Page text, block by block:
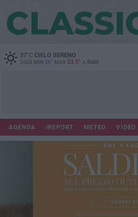
37°CCIELO SERENO
OGGI MIN 24° MAX 33.5° A BARI
AGENDA IREPORT METEO VIDEO